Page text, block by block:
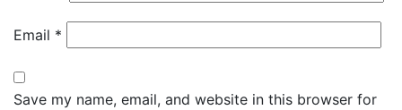
Email *
Save my name, email, and website in this browser for